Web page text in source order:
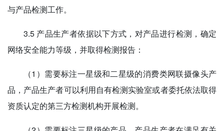
与产品检测工作。
3.5 产品生产者依据以下方式，对产品进行检测，确定
网络安全能力等级，并取得检测报告：
（1）需要标注一星级和二星级的消费类网联摄像头产
品，产品生产者可以利用自有检测实验室或者委托依法取得
资质认定的第三方检测机构开展检测。